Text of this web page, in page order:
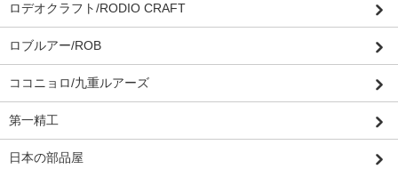
ロデオクラフト/RODIO CRAFT
ロブルアー/ROB
ココニョロ/九重ルアーズ
第一精工
日本の部品屋